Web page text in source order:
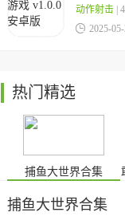
动作射击|
 2025-
热门精选
捕鱼大世界合集
捕鱼大世界合集